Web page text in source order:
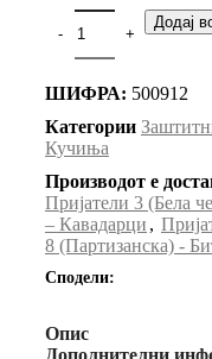
Додај
ШИФРА: 500912
Категории
Кучиња
Производот е
Пријатели 3 (Бела
– Кавадарци ,
8 (Партизанска) -
Сподели:
Опис
Дополнителни